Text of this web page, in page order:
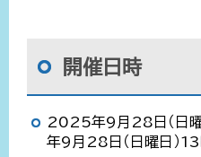
開催日時
2025年9月28日（日
年9月28日（日曜日）